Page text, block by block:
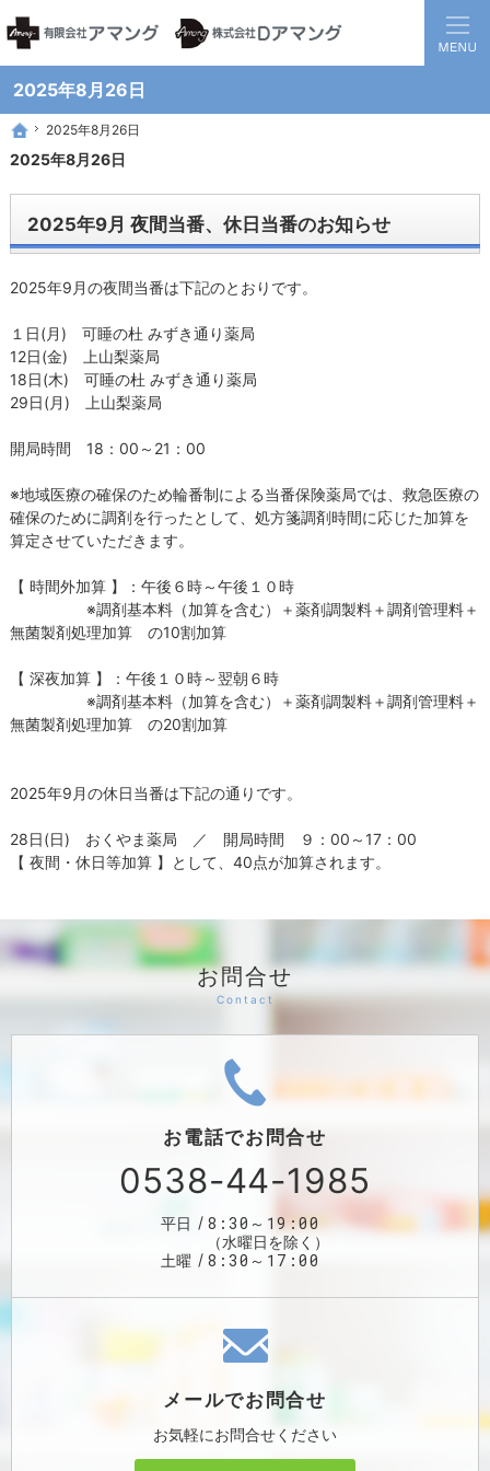
2025年8月26日
静岡県西部地方の地域医療を担う調剤保険薬局グループです。
患者様と医療機関の間に入り、地域全体の健康に貢献する薬局を目指して
ホーム
2025年8月26日
2025年8月26日
2025年9月 夜間当番、休日当番のお知らせ
2025年9月の夜間当番は下記のとおりです。
１日(月) 可睡の杜 みずき通り薬局
12日(金) 上山梨薬局
18日(木) 可睡の杜 みずき通り薬局
29日(月) 上山梨薬局
開局時間 18：00～21：00
※地域医療の確保のため輪番制による当番保険薬局では、救急医療の
確保のために調剤を行ったとして、処方箋調剤時間に応じた加算を
算定させていただきます。
【 時間外加算 】：午後６時～午後１０時
※調剤基本料（加算を含む）＋薬剤調製料＋調剤管理料＋
無菌製剤処理加算 の10割加算
【 深夜加算 】：午後１０時～翌朝６時
※調剤基本料（加算を含む）＋薬剤調製料＋調剤管理料＋
無菌製剤処理加算 の20割加算
2025年9月の休日当番は下記の通りです。
28日(日) おくやま薬局 ／ 開局時間 ９：00～17：00
【 夜間・休日等加算 】として、40点が加算されます。
ホーム
2025年8月26日
お問合せ
お電話でお問合せ
0538-44-1985
平日 8:30～19:00
（水曜日を除く）
土曜
8:30～17:00
メールでお問合せ
お気軽にお問合せください